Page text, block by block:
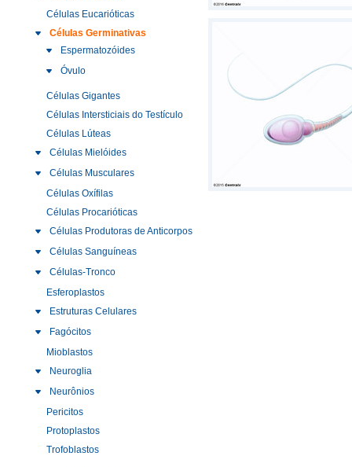
Células Eucarióticas
Células Germinativas
Espermatozóides
Óvulo
Células Gigantes
Células Intersticiais do Testículo
Células Lúteas
Células Mielóides
Células Musculares
Células Oxífilas
Células Procarióticas
Células Produtoras de Anticorpos
Células Sanguíneas
Células-Tronco
Esferoplastos
Estruturas Celulares
Fagócitos
Mioblastos
Neuroglia
Neurônios
Pericitos
Protoplastos
Trofoblastos